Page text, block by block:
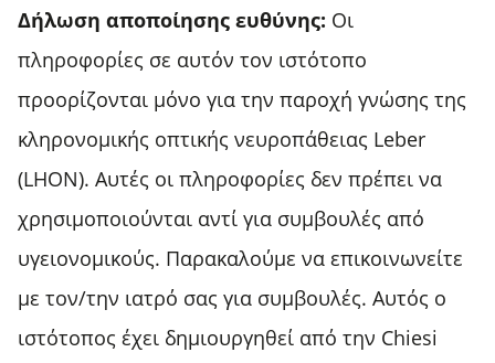
Δήλωση αποποίησης ευθύνης: Οι
πληροφορίες σε αυτόν τον ιστότοπο
προορίζονται μόνο για την παροχή γνώσης της
κληρονομικής οπτικής νευροπάθειας Leber
(LHON). Αυτές οι πληροφορίες δεν πρέπει να
χρησιμοποιούνται αντί για συμβουλές από
υγειονομικούς. Παρακαλούμε να επικοινωνείτε
με τον/την ιατρό σας για συμβουλές. Αυτός ο
ιστότοπος έχει δημιουργηθεί από την Chiesi